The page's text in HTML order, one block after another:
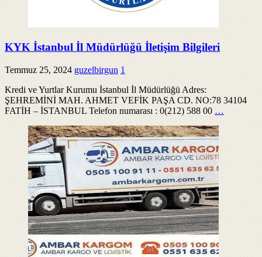
KYK İstanbul İl Müdürlüğü İletişim Bilgileri
Temmuz 25, 2024 guzelbirgun 1
Kredi ve Yurtlar Kurumu İstanbul İl Müdürlüğü Adres:
ŞEHREMİNİ MAH. AHMET VEFİK PAŞA CD. NO:78 34104
FATİH – İSTANBUL Telefon numarası : 0(212) 588 00 …